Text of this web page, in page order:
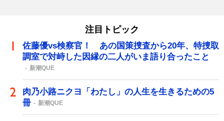
注目トピック
佐藤優vs検察官！ あの国策捜査から20年、特捜取
調室で対峙した因縁の二人がいま語り合ったこと
新潮QUE
肉乃小路ニクヨ「わたし」の人生を生きるための5
冊
新潮QUE